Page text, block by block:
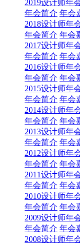
2019设计师年
年会简介 年会
2018设计师年
年会简介 年会
2017设计师年
年会简介 年会
2016设计师年
年会简介 年会
2015设计师年
年会简介 年会
2014设计师年
年会简介 年会
2013设计师年
年会简介 年会
2012设计师年
年会简介 年会
2011设计师年
年会简介 年会
2010设计师年
年会简介 年会
2009设计师年
年会简介 年会
2008设计师年